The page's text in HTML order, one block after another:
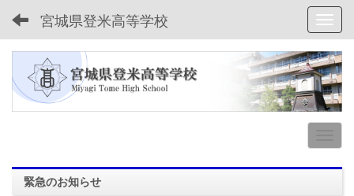
宮城県登米高等学校
緊急のお知らせ